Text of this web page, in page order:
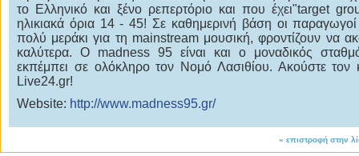
το Ελληνικό και ξένο ρεπερτόριο και που έχει"target
ηλικιακά όρια 14 - 45! Σε καθημερινή βάση οι
πολύ μεράκι για τη mainstream μουσική, φροντίζουν να
καλύτερα. Ο madness 95 είναι και ο μοναδικός
εκπέμπει σε ολόκληρο τον Νομό Λασιθίου. Ακούστε τον
Live24.gr!
Website: http://www.madness95.gr/
« επιστροφή στην